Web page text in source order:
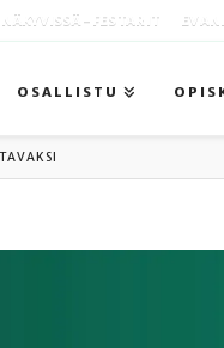
NÄKYVISSÄ -FESTARIT
OSALLISTU